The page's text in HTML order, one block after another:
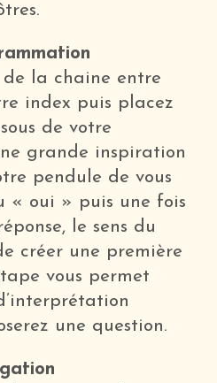
de la chaine entre
index puis placez
de votre
grande inspiration
pendule de vous
« oui » puis une fois
le sens du
créer une première
vous permet
une question.